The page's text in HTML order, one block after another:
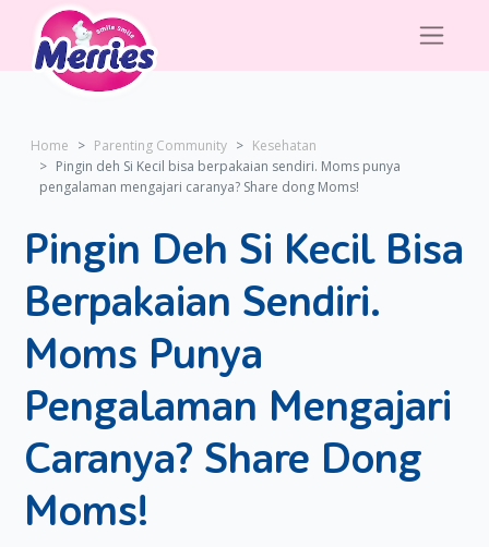
Home Parenting Community
Kesehatan
Pingin deh Si Kecil bisa berpakaian sendiri. Moms punya
pengalaman mengajari caranya? Share dong Moms!
Pingin Deh Si Kecil Bisa
Berpakaian Sendiri.
Moms Punya
Pengalaman Mengajari
Caranya? Share Dong
Moms!